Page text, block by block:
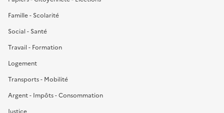
Famille - Scolarité
Social - Santé
Travail - Formation
Logement
Transports - Mobilité
Argent - Impôts - Consommation